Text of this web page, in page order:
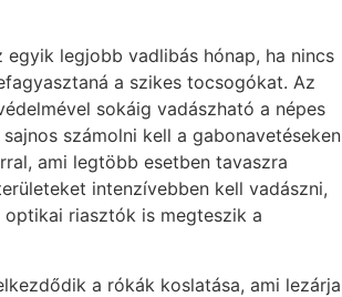
egyik legjobb vadlibás hónap, ha nincs
a szikes tocsogókat. Az
sokáig vadászható a népes
számolni kell a gabonavetéseken
ami legtöbb esetben tavaszra
intenzívebben kell vadászni,
riasztók is megteszik a
a rókák koslatása, ami lezárja